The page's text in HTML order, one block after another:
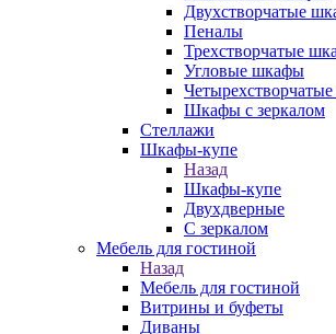
Двухстворчатые
Пеналы
Трехстворчатые
Угловые шкафы
Шкафы с зеркалом
Стеллажи
Шкафы-купе
Назад
Шкафы-купе
Двухдверные
С зеркалом
Мебель для гостиной
Назад
Мебель для гостиной
Витрины и буфеты
Диваны